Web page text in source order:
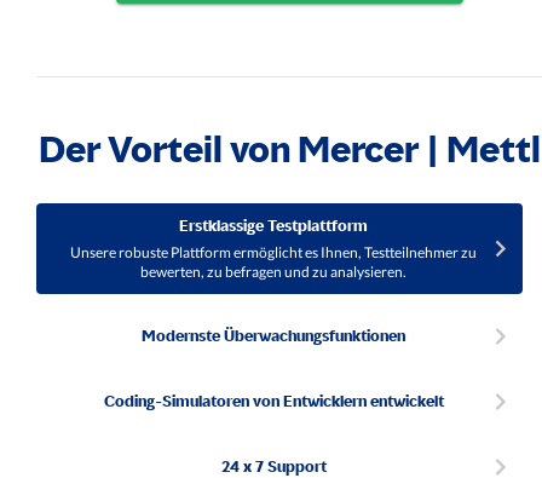
Der Vorteil von Mercer | Mettl
Erstklassige Testplattform
Unsere robuste Plattform ermöglicht es Ihnen, Testteilnehmer zu
bewerten, zu befragen und zu analysieren.
Modernste Überwachungsfunktionen
Coding-Simulatoren von Entwicklern entwickelt
24 x 7 Support